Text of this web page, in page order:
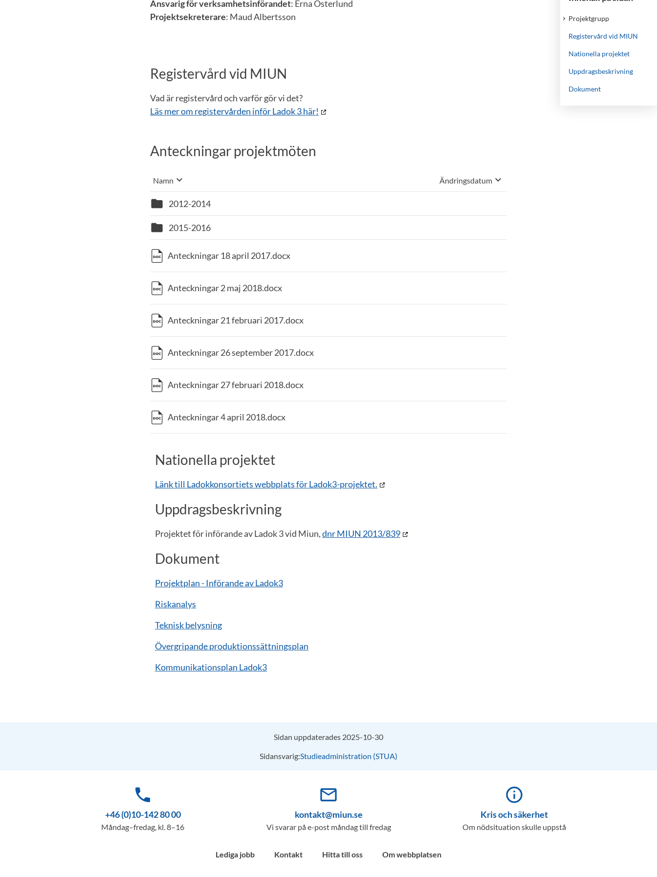
Projektgrupp
Registervård vid MIUN
Nationella projektet
Uppdragsbeskrivning
Dokument
Ansvarig för verksamhetsinförandet: Erna Österlund
Projektsekreterare: Maud Albertsson
Registervård vid MIUN
Vad är registervård och varför gör vi det?
Läs mer om registervården inför Ladok 3 här!
Anteckningar projektmöten
Sortera på
Namn
, Vald sortering: stigande
keyboard_arrow_down Sortera på
Ändringsdatum
, Vald sortering: stigande
keyboard_arrow_down
folder 2012-2014
folder 2015-2016
Anteckningar 18 april 2017.docx
Anteckningar 2 maj 2018.docx
Anteckningar 21 februari 2017.docx
Anteckningar 26 september 2017.docx
Anteckningar 27 februari 2018.docx
Anteckningar 4 april 2018.docx
Nationella projektet
Länk till Ladokkonsortiets webbplats för Ladok3-projektet.
Uppdragsbeskrivning
Projektet för införande av Ladok 3 vid Miun,dnr MIUN 2013/839
Dokument
Projektplan - Införande av Ladok3
Riskanalys
Teknisk belysning
Övergripande produktionssättningsplan
Kommunikationsplan Ladok3
Sidan uppdaterades 2025-10-30
Sidansvarig:Studieadministration (STUA)
phone
+46 (0)10-142 80 00
Måndag–fredag, kl. 8–16
mail_outline
kontakt@miun.se
Vi svarar på e-post måndag till fredag
info_outline
Kris och säkerhet
Om nödsituation skulle uppstå
Lediga jobb Kontakt Hitta till oss Om webbplatsen